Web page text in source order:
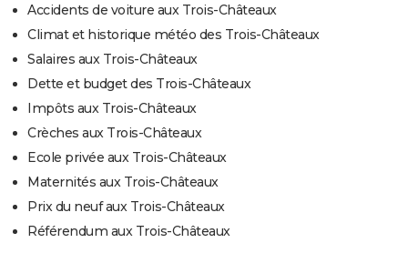
Accidents de voiture aux Trois-Châteaux
Climat et historique météo des Trois-Châteaux
Salaires aux Trois-Châteaux
Dette et budget des Trois-Châteaux
Impôts aux Trois-Châteaux
Crèches aux Trois-Châteaux
Ecole privée aux Trois-Châteaux
Maternités aux Trois-Châteaux
Prix du neuf aux Trois-Châteaux
Référendum aux Trois-Châteaux